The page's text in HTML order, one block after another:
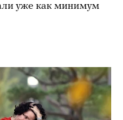
уже как минимум